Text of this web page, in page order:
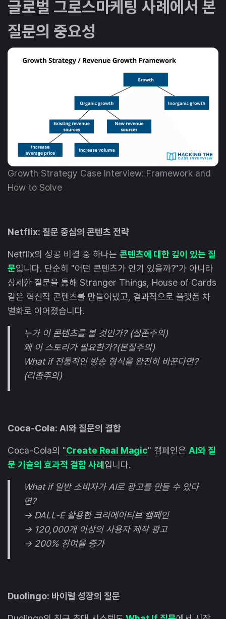
글로벌 그로스마케팅 사례에서 본
질문의 중요성
Growth Strategy Case Interview: Framework and
How to Solve
Netflix: 질문 중심의 콘텐츠 전략
Netflix의 성공 비결 중 하나는 콘텐츠에 대한 깊이 있는 질
문입니다. 단순히 "어떤 콘텐츠가 인기 있을까?"가 아니라
상세한 질문을 통해 Stranger Things, House of Cards
같은 혁신적 콘텐츠를 만들어냈고, 결과적으로 플랫폼 차
별화로 이어졌습니다.
누가 이 콘텐츠를 볼 것인가? (실존주의)
왜 이 스토리가 필요한가?(본질주의)
What if 전통적인 방송 형식을 완전히 바꾼다면?
(리좀주의)
Coca-Cola: AI와 질문의 결합
Coca-Cola의 "Create Real Magic" 캠페인은AI와 질
문 기술의 효과적 결합 사례입니다.
What if 일반 소비자가 AI로 광고를 만들 수 있다
면?
→ DALL-E 활용한 크리에이티브 캠페인
→ 120,000개 이상의 사용자 제작 광고
→ 200% 참여율 증가
Duolingo: 바이럴 성장의 질문